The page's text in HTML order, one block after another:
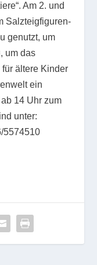
Am 2. und
Salzteigfiguren-
genutzt, um
um das
ältere Kinder
ein
14 Uhr zum
unter:
5574510